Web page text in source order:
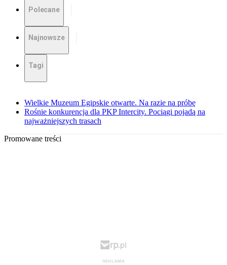
Polecane
Najnowsze
Tagi
Wielkie Muzeum Egipskie otwarte. Na razie na próbę
Rośnie konkurencja dla PKP Intercity. Pociągi pojadą na
najważniejszych trasach
Promowane treści